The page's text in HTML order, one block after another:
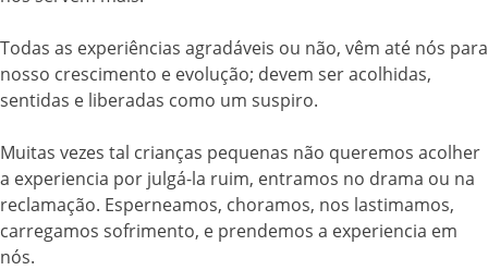
Todas as experiências agradáveis ou não, vêm até nós para
nosso crescimento e evolução; devem ser acolhidas,
sentidas e liberadas como um suspiro.
Muitas vezes tal crianças pequenas não queremos acolher
a experiencia por julgá-la ruim, entramos no drama ou na
reclamação. Esperneamos, choramos, nos lastimamos,
carregamos sofrimento, e prendemos a experiencia em
nós.